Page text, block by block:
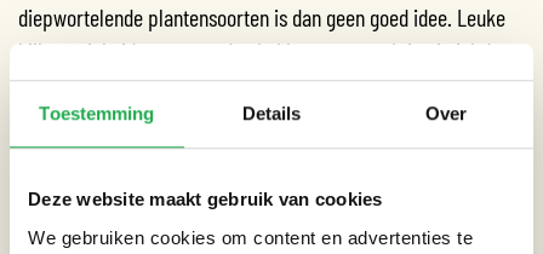
Toestemming Details Over
Deze website maakt gebruik van cookies
We gebruiken cookies om content en advertenties te
diepwortelende plantensoorten is dan geen goed idee. Leuke
bijkomstigheid: omwonenden hebben een prachtig uitzicht!
Betrokken partijen
Zuid, De Alliantie, de Vereniging Van Eigenaren, Huis van de
Wijk – De Pijp, omwonenden en Mastum Daksystemen